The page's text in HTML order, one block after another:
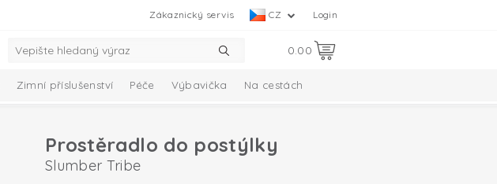
Login
CZ
Zákaznický servis
0.00
Zimní příslušenství Péče Výbavička Na cestách
Prostěradlo do postýlky
Slumber Tribe